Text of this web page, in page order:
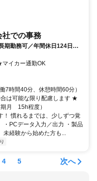
社での事務
期勤務可／年間休日124日／
セス: ・「上三緒駅」より車8分 ★マイカー通勤OK
7時間40分、休憩時間60分）
は可能な限り配慮します ★
月 15h程度）
！ 慣れるまでは、少しずつ覚
PCデータ入力／出力 ・製品
経験から始めた方も...
4 5 次へ